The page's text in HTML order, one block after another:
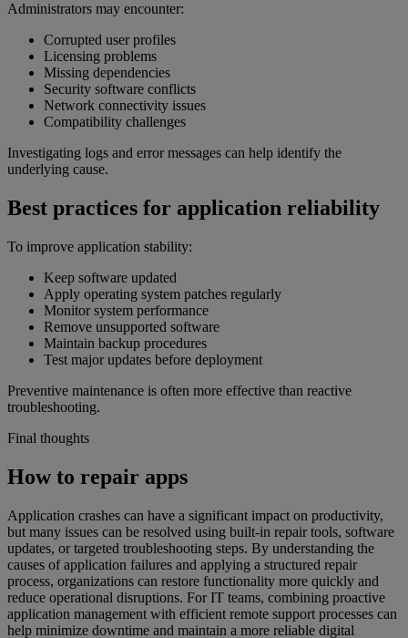
Administrators may encounter:
Corrupted user profiles
Licensing problems
Missing dependencies
Security software conflicts
Network connectivity issues
Compatibility challenges
Investigating logs and error messages can help identify the
underlying cause.
Best practices for application reliability
To improve application stability:
Keep software updated
Apply operating system patches regularly
Monitor system performance
Remove unsupported software
Maintain backup procedures
Test major updates before deployment
Preventive maintenance is often more effective than reactive
troubleshooting.
Final thoughts
How to repair apps
Application crashes can have a significant impact on productivity,
but many issues can be resolved using built-in repair tools, software
updates, or targeted troubleshooting steps. By understanding the
causes of application failures and applying a structured repair
process, organizations can restore functionality more quickly and
reduce operational disruptions. For IT teams, combining proactive
application management with efficient remote support processes can
help minimize downtime and maintain a more reliable digital